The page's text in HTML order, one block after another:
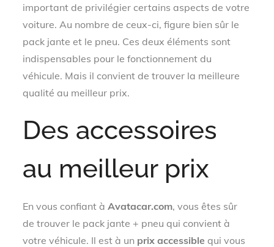
important de privilégier certains aspects de votre
voiture. Au nombre de ceux-ci, figure bien sûr le
pack jante et le pneu. Ces deux éléments sont
indispensables pour le fonctionnement du
véhicule. Mais il convient de trouver la meilleure
qualité au meilleur prix.
Des accessoires
au meilleur prix
En vous confiant àAvatacar.com, vous êtes sûr
de trouver le pack jante + pneu qui convient à
votre véhicule. Il est à un prix accessible qui vous